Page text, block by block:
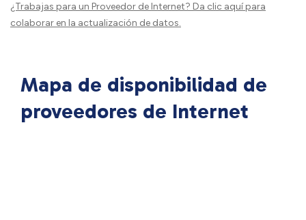
¿Trabajas para un Proveedor de Internet? Da clic aquípara
colaborar en la actualización de datos.
Mapa de disponibilidad de
proveedores de Internet